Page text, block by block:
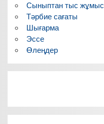
Сыныптан тыс жұмыс
Тәрбие сағаты
Шығарма
Эссе
Өлеңдер